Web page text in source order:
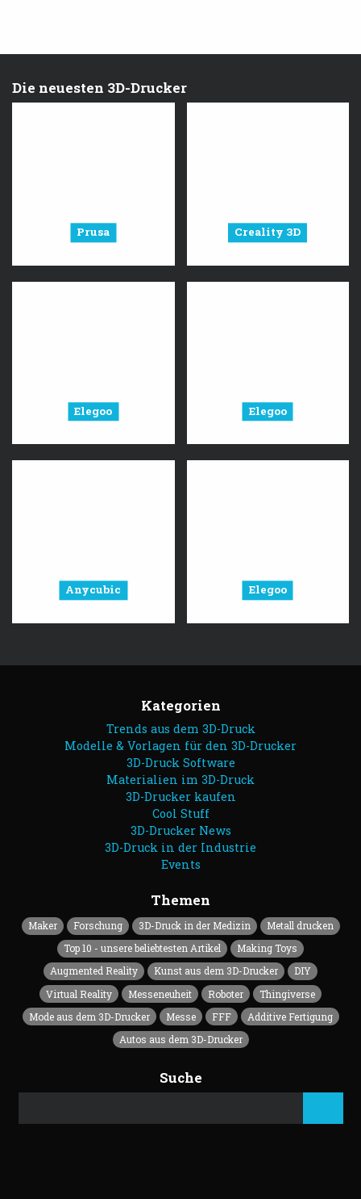
Die neuesten 3D-Drucker
Prusa Creality 3D
Elegoo Elegoo
Anycubic Elegoo
Kategorien
Trends aus dem 3D-Druck
Modelle & Vorlagen für den 3D-Drucker
3D-Druck Software
Materialien im 3D-Druck
3D-Drucker kaufen
Cool Stuff
3D-Drucker News
3D-Druck in der Industrie
Events
Themen
Maker Forschung 3D-Druck in der Medizin
Metall drucken
Top 10 - unsere beliebtesten Artikel
Making Toys
Augmented Reality
Kunst aus dem 3D-Drucker
DIY
Virtual Reality
Messeneuheit Roboter
Thingiverse
Mode aus dem 3D-Drucker
Messe FFF
Additive Fertigung
Autos aus dem 3D-Drucker
Suche